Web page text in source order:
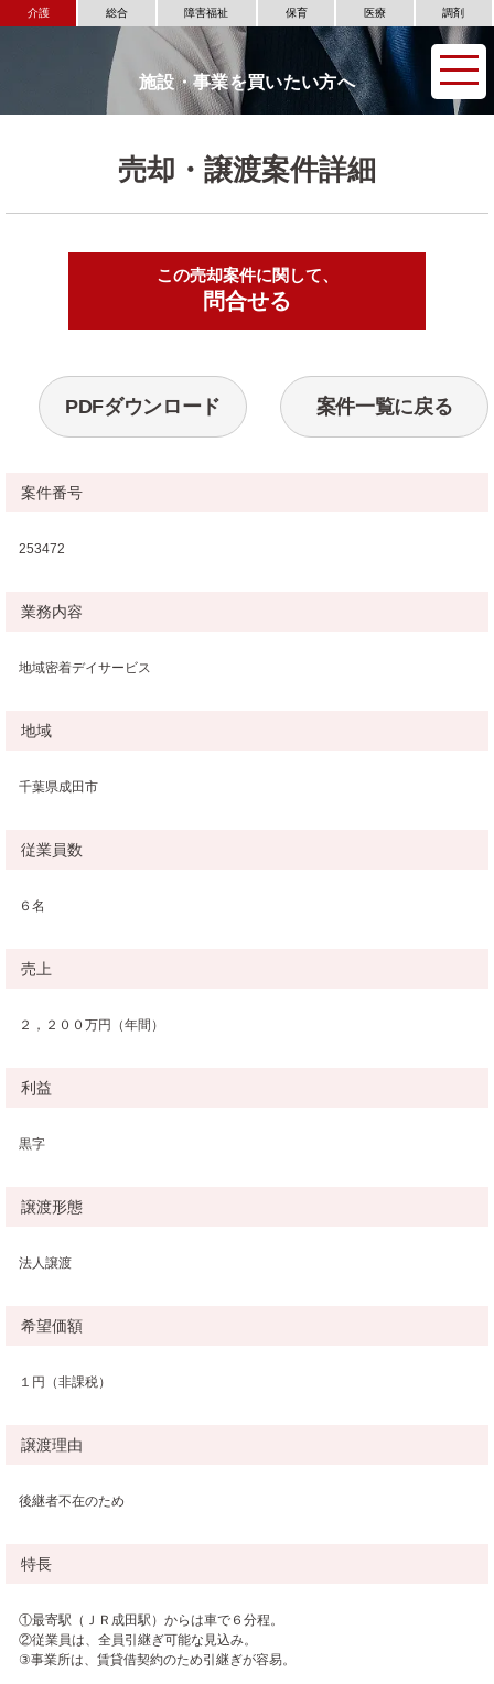
介護 総合 障害福祉 保育 医療 調剤
施設・事業を買いたい方へ
売却・譲渡案件詳細
この売却案件に関して、
問合せる
PDFダウンロード 案件一覧に戻る
案件番号
253472
業務内容
地域密着デイサービス
地域
千葉県成田市
従業員数
６名
売上
２，２００万円（年間）
利益
黒字
譲渡形態
法人譲渡
希望価額
１円（非課税）
譲渡理由
後継者不在のため
特長
①最寄駅（ＪＲ成田駅）からは車で６分程。
②従業員は、全員引継ぎ可能な見込み。
③事業所は、賃貸借契約のため引継ぎが容易。